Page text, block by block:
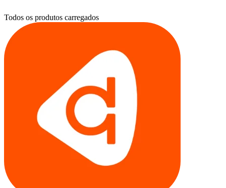
Todos os produtos carregados